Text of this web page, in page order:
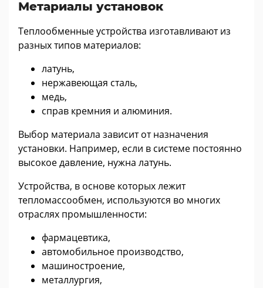
Метариалы установок
Теплообменные устройства изготавливают из
разных типов материалов:
латунь,
нержавеющая сталь,
медь,
справ кремния и алюминия.
Выбор материала зависит от назначения
установки. Например, если в системе постоянно
высокое давление, нужна латунь.
Устройства, в основе которых лежит
тепломассообмен, используются во многих
отраслях промышленности:
фармацевтика,
автомобильное производство,
машиностроение,
металлургия,